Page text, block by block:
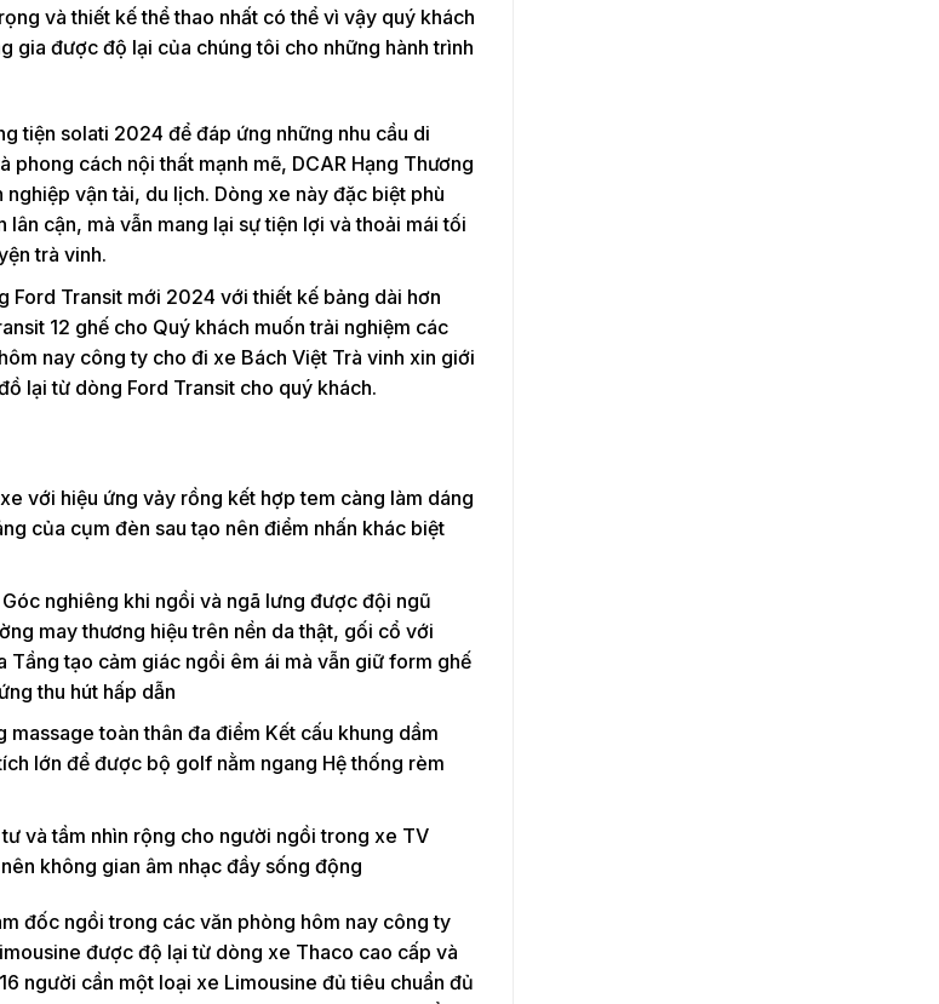
và thiết kế thể thao nhất có thể vì vậy quý khách
gia được độ lại của chúng tôi cho những hành trình
tiện solati 2024 để đáp ứng những nhu cầu di
cách nội thất mạnh mẽ, DCAR Hạng Thương
vận tải, du lịch. Dòng xe này đặc biệt phù
cận, mà vẫn mang lại sự tiện lợi và thoải mái tối
trà vinh.
Transit mới 2024 với thiết kế bảng dài hơn
12 ghế cho Quý khách muốn trải nghiệm các
nay công ty cho đi xe Bách Việt Trà vinh xin giới
lại từ dòng Ford Transit cho quý khách.
với hiệu ứng vảy rồng kết hợp tem càng làm dáng
của cụm đèn sau tạo nên điểm nhấn khác biệt
nghiêng khi ngồi và ngã lưng được đội ngũ
may thương hiệu trên nền da thật, gối cổ với
Tầng tạo cảm giác ngồi êm ái mà vẫn giữ form ghế
thu hút hấp dẫn
toàn thân đa điểm Kết cấu khung dầm
lớn để được bộ golf nằm ngang Hệ thống rèm
và tầm nhìn rộng cho người ngồi trong xe TV
không gian âm nhạc đầy sống động
đốc ngồi trong các văn phòng hôm nay công ty
được độ lại từ dòng xe Thaco cao cấp và
người cần một loại xe Limousine đủ tiêu chuẩn đủ